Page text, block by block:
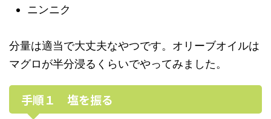
ニンニク
分量は適当で大丈夫なやつです。オリーブオイルは
マグロが半分浸るくらいでやってみました。
手順１ 塩を振る